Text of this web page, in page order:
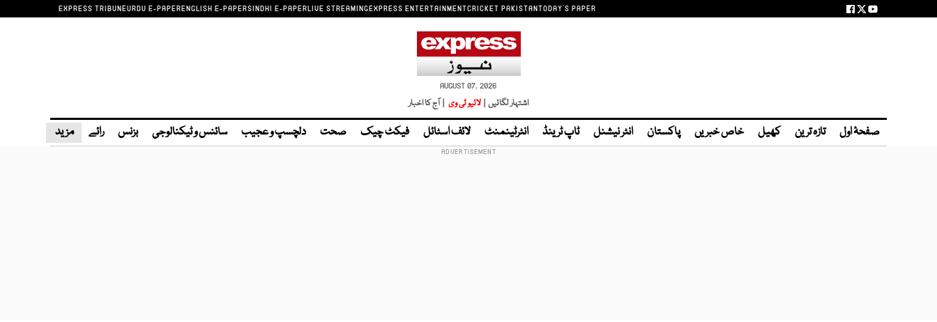
EXPRESS TRIBUNEURDU E-PAPERENGLISH E-PAPERSINDHI E-PAPERLIVE STREAMINGEXPRESS ENTERTAINMENTCRICKET PAKISTANTODAY'S PAPER
AUGUST 07, 2026
اشتہار لگائیں | لائیو ٹی وی | آج کا اخبار
صفحۂ اول تازہ ترین کھیل خاص خبریں پاکستان انٹر نیشنل ٹاپ ٹرینڈ انٹرٹینمنٹ لائف اسٹائل فیکٹ چیک صحت دلچسپ و عجیب سائنس و ٹیکنالوجی بزنس رائے مزید